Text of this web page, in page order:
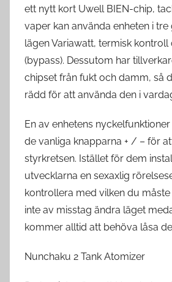
ett nytt kort Uwell BIEN-chip,
vaper kan använda enheten i
lägen Variawatt, termisk
(bypass). Dessutom har
chipset från fukt och damm, så
rädd för att använda den i
En av enhetens
de vanliga knapparna + / – för
styrkretsen. Istället för dem
utvecklarna en sexaxlig
kontrollera med vilken du
inte av misstag ändra läget
kommer alltid att behöva låsa
Nunchaku 2 Tank Atomizer